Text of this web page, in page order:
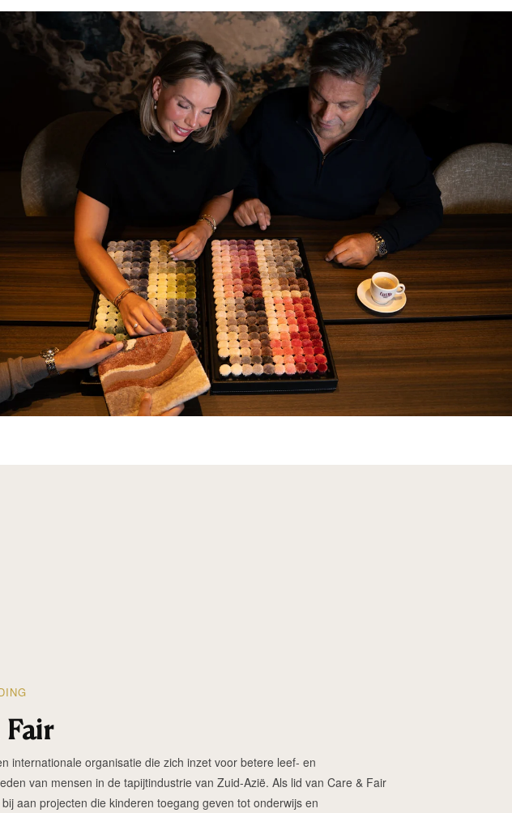
Fair
internationale organisatie die zich inzet voor betere leef- en
van mensen in de tapijtindustrie van Zuid-Azië. Als lid van Care & Fair
aan projecten die kinderen toegang geven tot onderwijs en